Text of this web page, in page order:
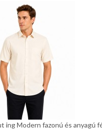
ing Modern fazonú és anyagú